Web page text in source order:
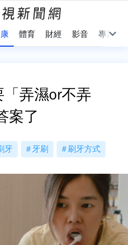
體育 財經 影音 專題
弄濕or不弄
案了
牙 牙刷 刷牙方式